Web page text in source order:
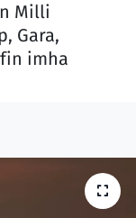
Milli
Gara,
imha